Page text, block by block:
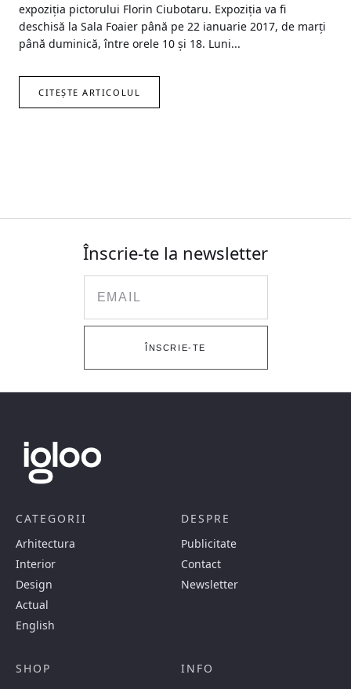
expoziția pictorului Florin Ciubotaru. Expoziția va fi
deschisă la Sala Foaier până pe 22 ianuarie 2017, de marți
până duminică, între orele 10 și 18. Luni...
CITEȘTE ARTICOLUL
Înscrie-te la newsletter
ÎNSCRIE-TE
CATEGORII
Arhitectura
Interior
Design
Actual
English
DESPRE
Publicitate
Contact
Newsletter
SHOP
INFO